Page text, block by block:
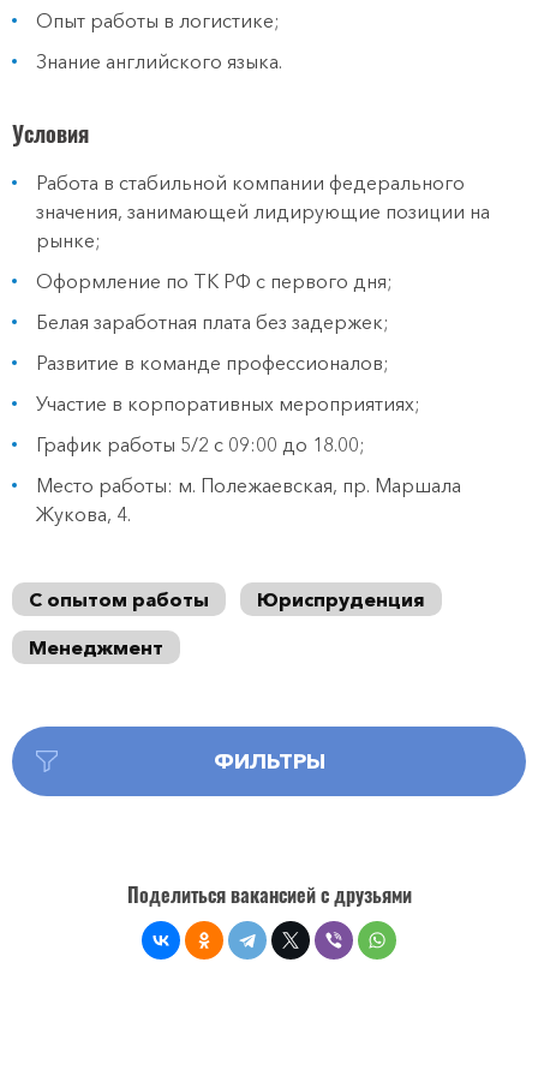
Опыт работы в логистике;
Знание английского языка.
Условия
Работа в стабильной компании федерального
значения, занимающей лидирующие позиции на
рынке;
Оформление по ТК РФ с первого дня;
Белая заработная плата без задержек;
Развитие в команде профессионалов;
Участие в корпоративных мероприятиях;
График работы 5/2 с 09:00 до 18.00;
Место работы: м. Полежаевская, пр. Маршала
Жукова, 4.
С опытом работы
Юриспруденция
Менеджмент
ФИЛЬТРЫ
Поделиться вакансией с друзьями